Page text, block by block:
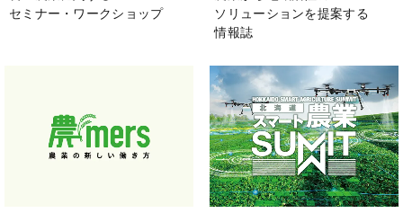
セミナー・ワークショップ
ソリューションを提案する
情報誌